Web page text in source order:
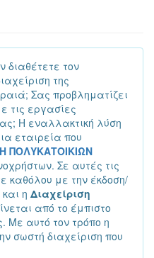
διαθέτετε τον
της
Σας προβληματίζει
τις εργασίες
Η εναλλακτική λύση
εταιρεία που
ΠΟΛΥΚΑΤΟΙΚΙΩΝ
Σε αυτές τις
καθόλου με την έκδοση/
η Διαχείριση
από το έμπιστο
Με αυτό τον τρόπο η
σωστή διαχείριση που